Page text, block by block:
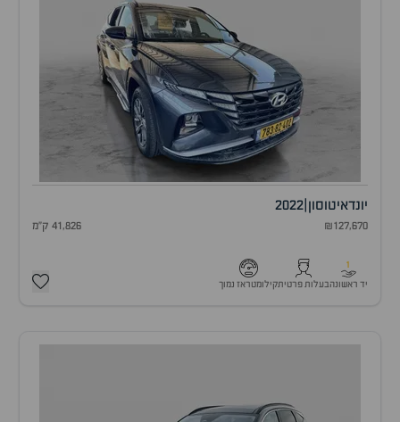
יונדאיטוסון 2022
₪127,670 41,826 ק"מ
1
יד ראשונהבעלות פרטיתקילומטראז נמוך